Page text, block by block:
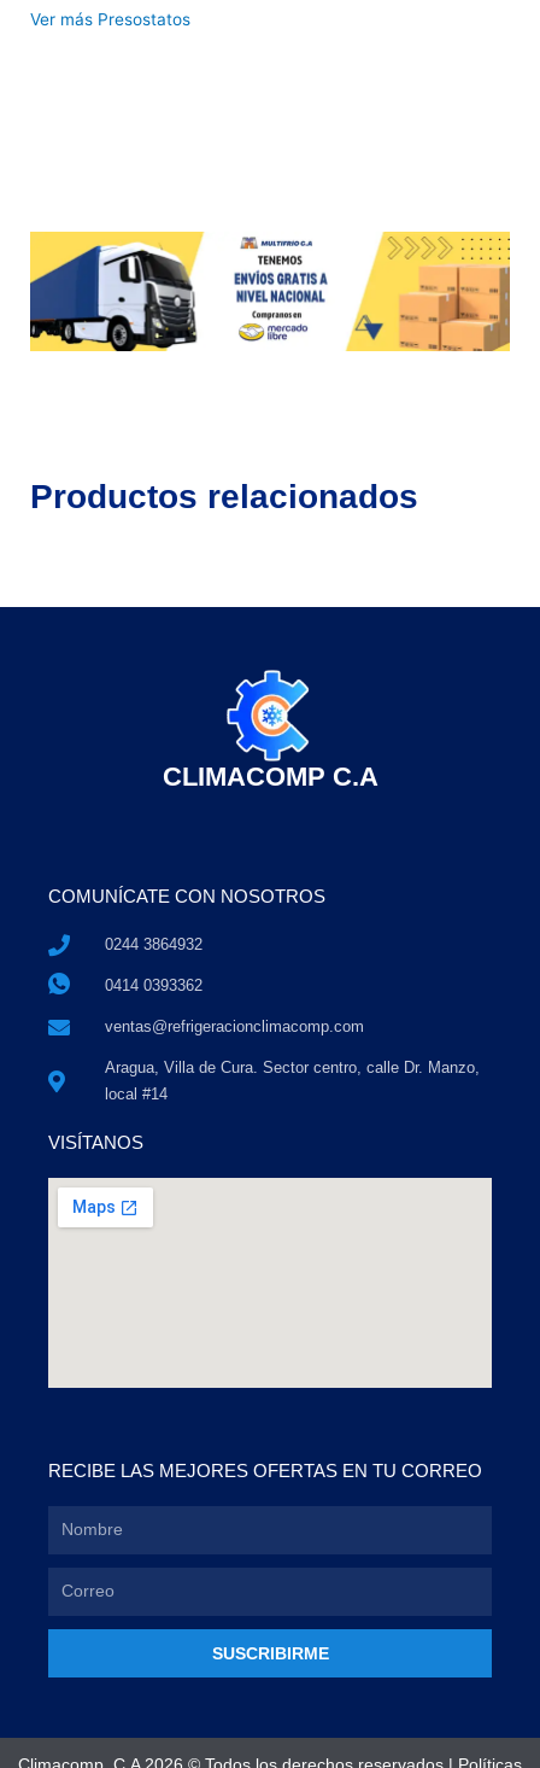
Ver más Presostatos
Productos relacionados
CLIMACOMP C.A
COMUNÍCATE CON NOSOTROS
0244 3864932
0414 0393362
ventas@refrigeracionclimacomp.com
Aragua, Villa de Cura. Sector centro, calle Dr. Manzo,
local #14
VISÍTANOS
RECIBE LAS MEJORES OFERTAS EN TU CORREO
SUSCRIBIRME